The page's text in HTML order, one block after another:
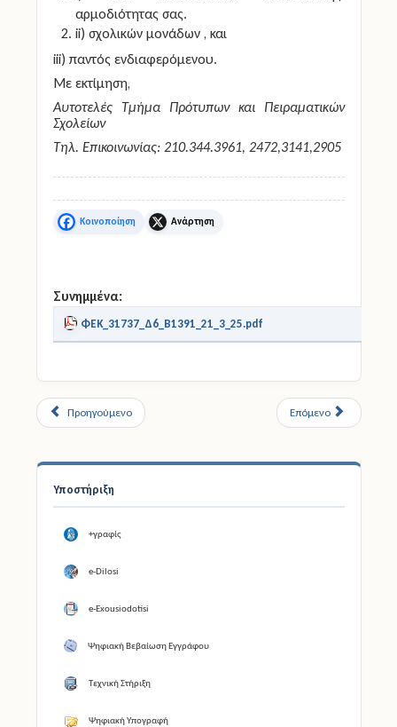
Υποστήριξη
+γραφίς
e-Dilosi
e-Exousiodotisi
Ψηφιακή Βεβαίωση Εγγράφου
Τεχνική Στήριξη
Ψηφιακή Υπογραφή
αρμοδιότητας σας.
ii) σχολικών μονάδων , και
iii) παντός ενδιαφερόμενου.
Με εκτίμηση,
Αυτοτελές Τμήμα Πρότυπων και Πειραματικών
Σχολείων
Τηλ. Επικοινωνίας: 210.344.3961, 2472,3141,2905
Facebook X
Συνημμένα:
ΦΕΚ_31737_Δ6_Β1391_21_3_25.pdf
Προηγούμενο Επόμενο